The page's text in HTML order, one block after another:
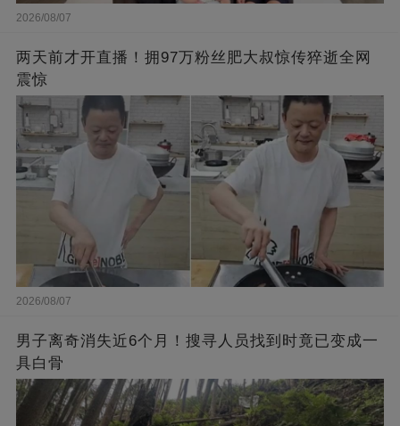
2026/08/07
两天前才开直播！拥97万粉丝肥大叔惊传猝逝全网
震惊
2026/08/07
男子离奇消失近6个月！搜寻人员找到时竟已变成一
具白骨